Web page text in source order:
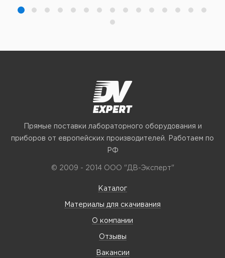
Прямые поставки лабораторного оборудования и
приборов от европейских производителей. Работаем по
РФ
© 2009 - 2014 ООО "ДВ-Эксперт"
Каталог
Материалы для скачивания
О компании
Отзывы
Вакансии